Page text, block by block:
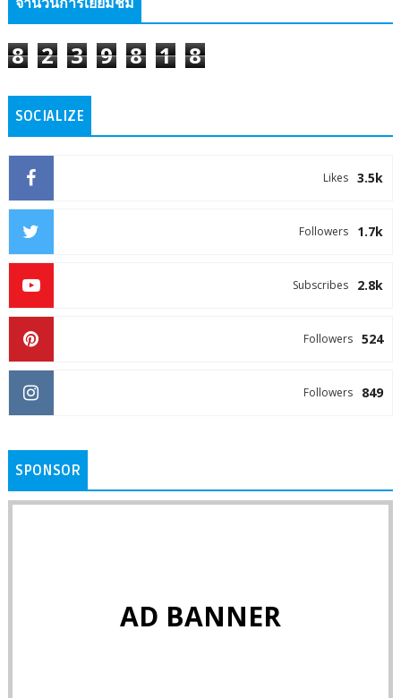
จำนวนการเยี่ยมชม
8 2 3 9 8 1 8
SOCIALIZE
3.5k
Likes
1.7k
Followers
2.8k
Subscribes
524
Followers
849
Followers
SPONSOR
AD BANNER